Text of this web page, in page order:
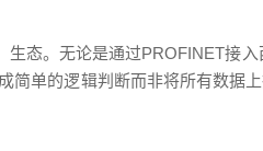
态。无论是通过PROFINET接
简单的逻辑判断而非将所有数